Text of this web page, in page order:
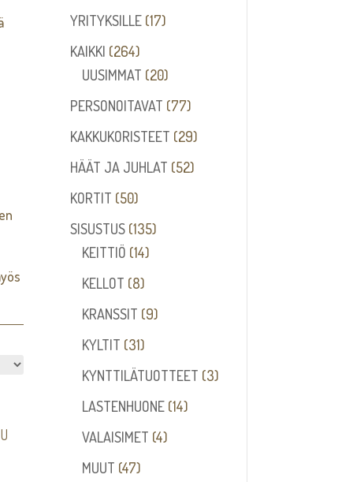
tuotetta
YRITYKSILLE 1717
KAIKKI 264264
tuotetta
UUSIMMAT 2020
tuotetta
PERSONOITAVAT 7777
tuotetta
KAKKUKORISTEET 2929
tuotetta
HÄÄT JA JUHLAT 5252
KORTIT 5050
tuotetta
SISUSTUS 135135
KEITTIÖ 1414
KELLOT 88
tuotetta
KRANSSIT 99
KYLTIT 3131
tuotetta
KYNTTILÄTUOTTEET 33
LASTENHUONE 1414
VALAISIMET 44
MUUT 4747